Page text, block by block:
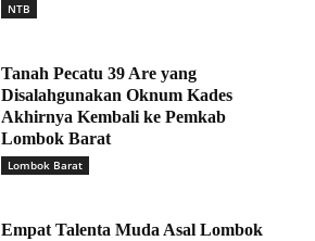
NTB
Tanah Pecatu 39 Are yang
Disalahgunakan Oknum Kades
Akhirnya Kembali ke Pemkab
Lombok Barat
Lombok Barat
Empat Talenta Muda Asal Lombok